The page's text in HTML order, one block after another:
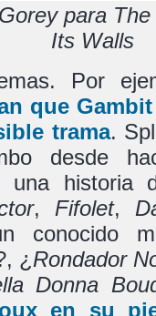
para
Its Walls
Por
que Gambit
trama.
desde
una historia
, Fifolet,
¿ Rondador
Donna
en su